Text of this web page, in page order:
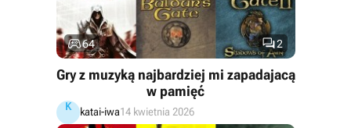
2
64
Gry z muzyką najbardziej mi zapadajacą
w pamięć
K katai-iwa14 kwietnia 2026